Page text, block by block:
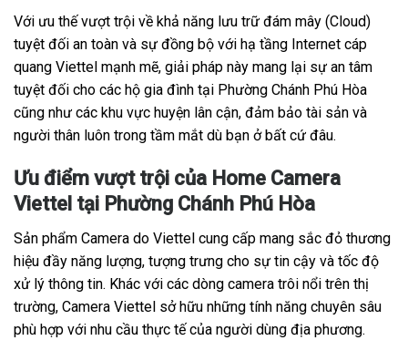
Với ưu thế vượt trội về khả năng lưu trữ đám mây (Cloud)
tuyệt đối an toàn và sự đồng bộ với hạ tầng Internet cáp
quang Viettel mạnh mẽ, giải pháp này mang lại sự an tâm
tuyệt đối cho các hộ gia đình tại Phường Chánh Phú Hòa
cũng như các khu vực huyện lân cận, đảm bảo tài sản và
người thân luôn trong tầm mắt dù bạn ở bất cứ đâu.
Ưu điểm vượt trội của Home Camera
Viettel tại Phường Chánh Phú Hòa
Sản phẩm Camera do Viettel cung cấp mang sắc đỏ thương
hiệu đầy năng lượng, tượng trưng cho sự tin cậy và tốc độ
xử lý thông tin. Khác với các dòng camera trôi nổi trên thị
trường, Camera Viettel sở hữu những tính năng chuyên sâu
phù hợp với nhu cầu thực tế của người dùng địa phương.